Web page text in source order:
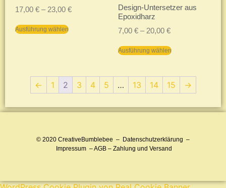
17,00 € – 23,00 €
Ausführung wählen
Design-Untersetzer aus
Epoxidharz
7,00 € – 20,00 €
Ausführung wählen
← 1 2 3 4 5 … 13 14 15 →
© 2020 CreativeBumblebee – Datenschutzerklärung –
Impressum–AGB– Zahlung und Versand